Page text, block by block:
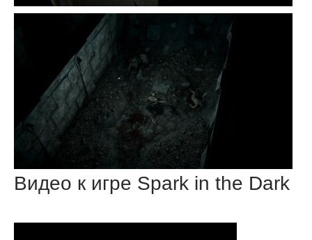
Видео к игре Spark in the Dark